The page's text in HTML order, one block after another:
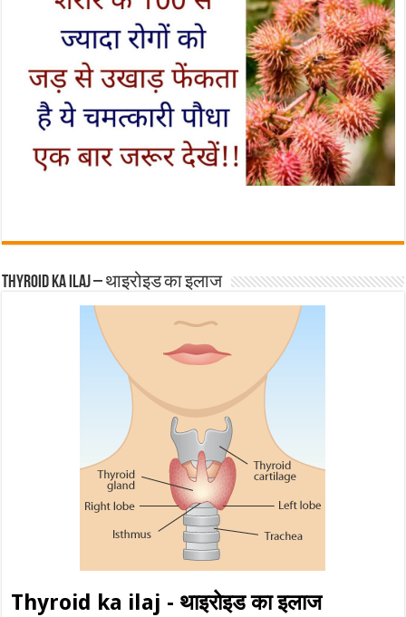
Thyroid ka ilaj – थाइरोइड का इलाज
Thyroid ka ilaj - थाइरोइड का इलाज